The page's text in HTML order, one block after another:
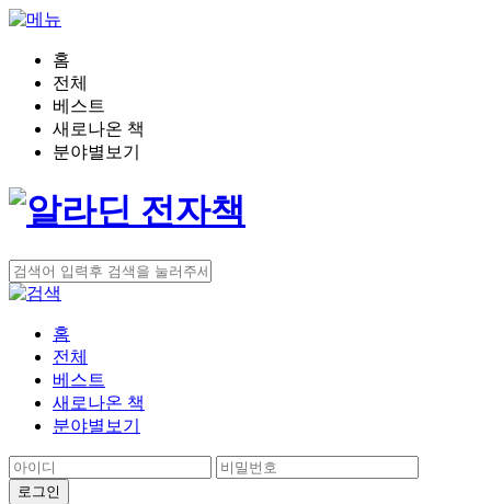
홈
전체
베스트
새로나온 책
분야별보기
홈
전체
베스트
새로나온 책
분야별보기